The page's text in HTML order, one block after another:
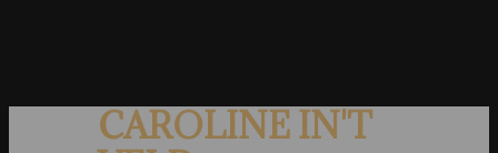
CAROLINE IN'T